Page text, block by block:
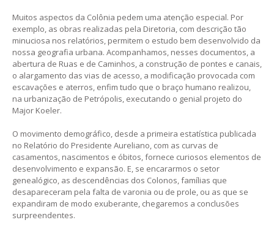
Muitos aspectos da Colônia pedem uma atenção especial. Por
exemplo, as obras realizadas pela Diretoria, com descrição tão
minuciosa nos relatórios, permitem o estudo bem desenvolvido da
nossa geografia urbana. Acompanhamos, nesses documentos, a
abertura de Ruas e de Caminhos, a construção de pontes e canais,
o alargamento das vias de acesso, a modificação provocada com
escavações e aterros, enfim tudo que o braço humano realizou,
na urbanização de Petrópolis, executando o genial projeto do
Major Koeler.
O movimento demográfico, desde a primeira estatística publicada
no Relatório do Presidente Aureliano, com as curvas de
casamentos, nascimentos e óbitos, fornece curiosos elementos de
desenvolvimento e expansão. E, se encararmos o setor
genealógico, as descendências dos Colonos, famílias que
desapareceram pela falta de varonia ou de prole, ou as que se
expandiram de modo exuberante, chegaremos a conclusões
surpreendentes.